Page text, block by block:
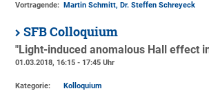
Vortragende:
Martin Schmitt, Dr. Steffen Schreyeck
SFB Colloquium
"Light-induced anomalous Hall effect
01.03.2018, 16:15 - 17:45 Uhr
Kategorie:
Kolloquium